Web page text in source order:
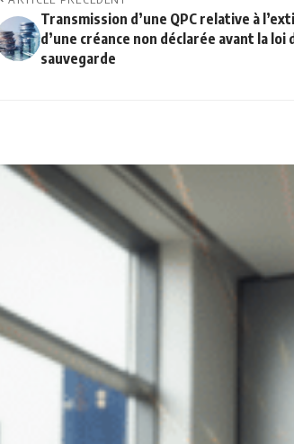
Transmission d’une QPC relative à
d’une créance non déclarée avant la loi
sauvegarde